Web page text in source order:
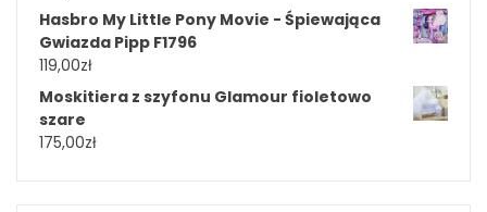
Hasbro My Little Pony Movie - Śpiewająca
Gwiazda Pipp F1796
119,00zł
Moskitiera z szyfonu Glamour fioletowo
szare
175,00zł